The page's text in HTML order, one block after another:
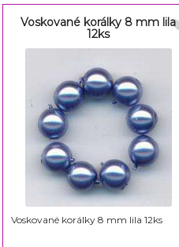
Voskované korálky 8 mm lila
12ks
Voskované korálky 8 mm lila 12ks